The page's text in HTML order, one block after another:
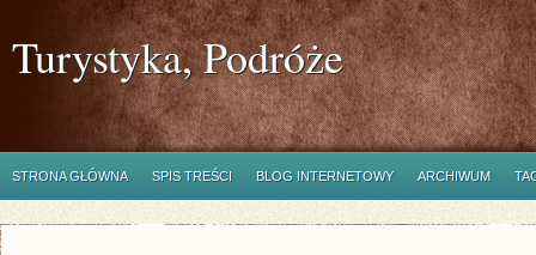
Turystyka, Podróże
STRONA GŁÓWNA SPIS TREŚCI BLOG INTERNETOWY ARCHIWUM